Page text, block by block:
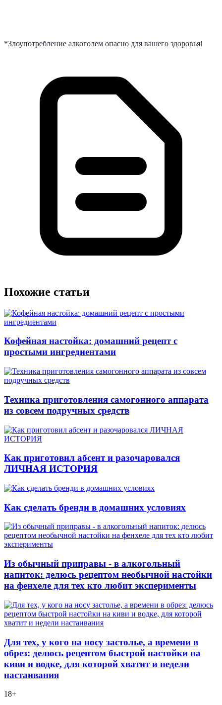
*Злоупотребление алкоголем опасно для вашего здоровья!
Похожие статьи
Кофейная настойка: домашний рецепт с
простыми ингредиентами
Техника приготовления самогонного аппарата
из совсем подручных средств
Как приготовил абсент и разочаровался
ЛИЧНАЯ ИСТОРИЯ
Как сделать бренди в домашних условиях
Из обычный приправы - в алкогольный
напиток: делюсь рецептом необычной настойки
на фенхеле для тех кто любит эксперименты
Для тех, у кого на носу застолье, а времени в
обрез: делюсь рецептом быстрой настойки на
киви и водке, для которой хватит и недели
настаивания
18+